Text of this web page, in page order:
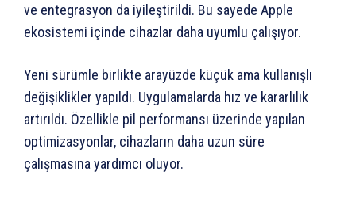
ve entegrasyon da iyileştirildi. Bu sayede Apple
ekosistemi içinde cihazlar daha uyumlu çalışıyor.
Yeni sürümle birlikte arayüzde küçük ama kullanışlı
değişiklikler yapıldı. Uygulamalarda hız ve kararlılık
artırıldı. Özellikle pil performansı üzerinde yapılan
optimizasyonlar, cihazların daha uzun süre
çalışmasına yardımcı oluyor.